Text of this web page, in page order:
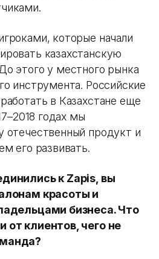
которые начали
казахстанскую
этого у местного рынка
инструмента. Российские
в Казахстане еще
годах мы
отечественный продукт и
его развивать.
к Zapis, вы
красоты и
бизнеса. Что
от клиентов, чего не